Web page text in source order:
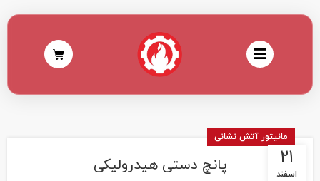
۲۱
اسفند
مانیتور آتش نشانی
پانچ دستی هیدرولیکی